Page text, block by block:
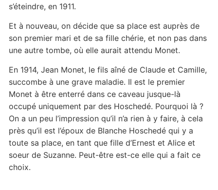
s’éteindre, en 1911.
Et à nouveau, on décide que sa place est auprès de
son premier mari et de sa fille chérie, et non pas dans
une autre tombe, où elle aurait attendu Monet.
En 1914, Jean Monet, le fils aîné de Claude et Camille,
succombe à une grave maladie. Il est le premier
Monet à être enterré dans ce caveau jusque-là
occupé uniquement par des Hoschedé. Pourquoi là ?
On a un peu l’impression qu’il n’a rien à y faire, à cela
près qu’il est l’époux de Blanche Hoschedé qui y a
toute sa place, en tant que fille d’Ernest et Alice et
soeur de Suzanne. Peut-être est-ce elle qui a fait ce
choix.